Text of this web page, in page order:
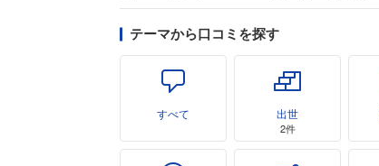
テーマから口コミを探す
すべて 出世
2件